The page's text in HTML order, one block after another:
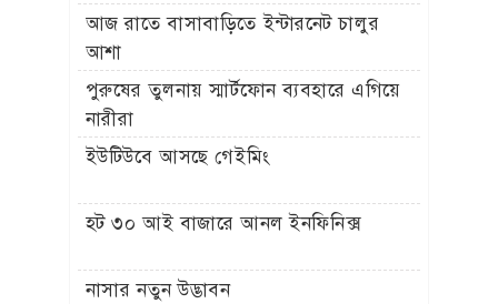
আজ রাতে বাসাবাড়িতে ইন্টারনেট চালুর
আশা
পুরুষের তুলনায় স্মার্টফোন ব্যবহারে এগিয়ে
নারীরা
ইউটিউবে আসছে গেইমিং
হট ৩০ আই বাজারে আনল ইনফিনিক্স
নাসার নতুন উদ্ভাবন